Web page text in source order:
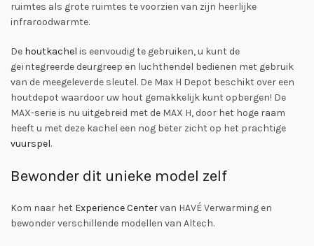
ruimtes als grote ruimtes te voorzien van zijn heerlijke
infraroodwarmte.
De houtkachel is eenvoudig te gebruiken, u kunt de
geïntegreerde deurgreep en luchthendel bedienen met gebruik
van de meegeleverde sleutel. De Max H Depot beschikt over een
houtdepot waardoor uw hout gemakkelijk kunt opbergen! De
MAX-serie is nu uitgebreid met de MAX H, door het hoge raam
heeft u met deze kachel een nog beter zicht op het prachtige
vuurspel.
Bewonder dit unieke model zelf
Kom naar het Experience Centervan HAVÉ Verwarming en
bewonder verschillende modellen van Altech.